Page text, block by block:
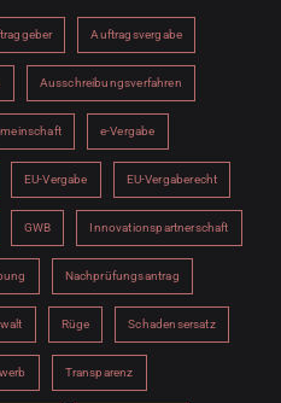
Auftragsvergabe
Ausschreibungsverfahren
e-Vergabe
EU-Vergabe EU-Vergaberecht
GWB Innovationspartnerschaft
Nachprüfungsantrag
Rüge Schadensersatz
Transparenz